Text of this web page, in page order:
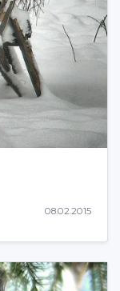
08.02.2015